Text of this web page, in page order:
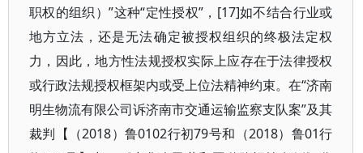
职权的组织）”这种“定性授权”，[17]如不结合行业或
地方立法，还是无法确定被授权组织的终极法定权
力，因此，地方性法规授权实际上应存在于法律授权
或行政法规授权框架内或受上位法精神约束。在“济南
明生物流有限公司诉济南市交通运输监察支队案”及其
裁判【（2018）鲁0102行初79号和（2018）鲁01行